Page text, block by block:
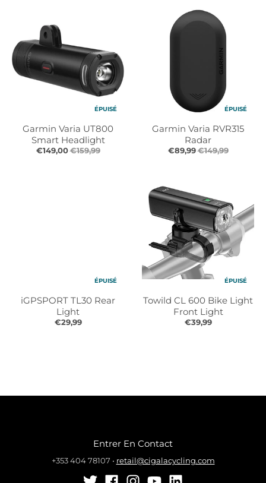
ÉPUISÉ
Garmin Varia UT800
Smart Headlight
€149,00€159,99
ÉPUISÉ
Garmin Varia RVR315
Radar
€89,99€149,99
ÉPUISÉ
iGPSPORT TL30 Rear
Light
€29,99
ÉPUISÉ
Towild CL 600 Bike Light
Front Light
€39,99
Entrer En Contact
+353 404 78107 • retail@cigalacycling.com